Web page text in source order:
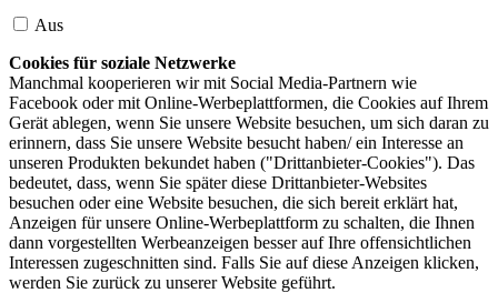
Aus
Cookies für soziale Netzwerke
Manchmal kooperieren wir mit Social Media-Partnern wie
Facebook oder mit Online-Werbeplattformen, die Cookies auf Ihrem
Gerät ablegen, wenn Sie unsere Website besuchen, um sich daran zu
erinnern, dass Sie unsere Website besucht haben/ ein Interesse an
unseren Produkten bekundet haben ("Drittanbieter-Cookies"). Das
bedeutet, dass, wenn Sie später diese Drittanbieter-Websites
besuchen oder eine Website besuchen, die sich bereit erklärt hat,
Anzeigen für unsere Online-Werbeplattform zu schalten, die Ihnen
dann vorgestellten Werbeanzeigen besser auf Ihre offensichtlichen
Interessen zugeschnitten sind. Falls Sie auf diese Anzeigen klicken,
werden Sie zurück zu unserer Website geführt.